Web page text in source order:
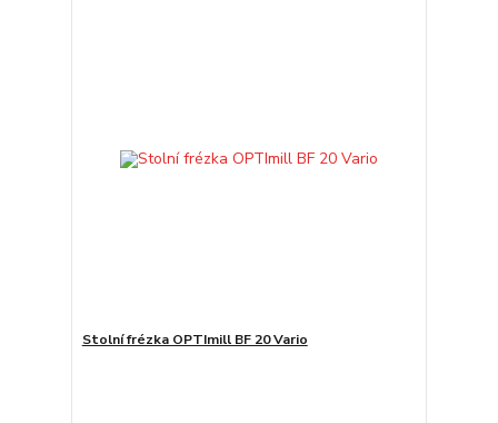
Stolní frézka OPTImill BF 20 Vario